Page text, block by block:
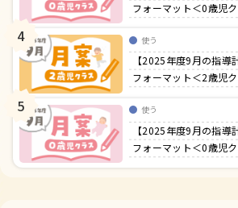
フォーマット＜0歳児
4 使う
【2025年度9月の指導
フォーマット＜2歳児
5 使う
【2025年度9月の指導
フォーマット＜0歳児